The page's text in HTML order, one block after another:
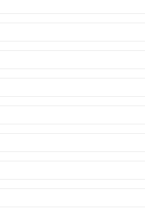
molto vari e dipendono da
parte del corpo
scrittura
di
cerebrale eischemia.
essere molteplici e includono:
cronica
renali o cardiache
dopo un'accurata visita
essere visualizzato tramite
venosa o l'angiografia.
diagnosticata rapidamente e
confarmaci anticoagulantie,
ossia una asportazione del trombo
anche gravi. Se non gestita
causa dello 0,5-1% degliictus.
permanente.
essere estesi e il percorso di
persone giovani e, sebbene